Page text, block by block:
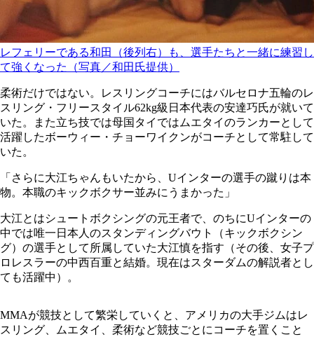
レフェリーである和田（後列右）も、選手たちと一緒に練習し
て強くなった（写真／和田氏提供）
柔術だけではない。レスリングコーチにはバルセロナ五輪のレ
スリング・フリースタイル62kg級日本代表の安達巧氏が就いて
いた。また立ち技では母国タイではムエタイのランカーとして
活躍したボーウィー・チョーワイクンがコーチとして常駐して
いた。
「さらに大江ちゃんもいたから、Uインターの選手の蹴りは本
物。本職のキックボクサー並みにうまかった」
大江とはシュートボクシングの元王者で、のちにUインターの
中では唯一日本人のスタンディングバウト（キックボクシン
グ）の選手として所属していた大江慎を指す（その後、女子プ
ロレスラーの中西百重と結婚。現在はスターダムの解説者とし
ても活躍中）。
MMAが競技として繁栄していくと、アメリカの大手ジムはレ
スリング、ムエタイ、柔術など競技ごとにコーチを置くこと